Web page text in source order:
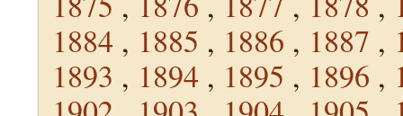
1884 , 1885 , 1886 , 1887 ,
1893 , 1894 , 1895 , 1896 ,